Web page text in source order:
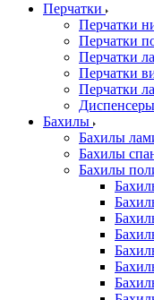
Перчатки
Перчатки
Перчатки
Перчатки
Перчатки
Перчатки
Бахилы
Бахилы
Бахилы
Бахилы